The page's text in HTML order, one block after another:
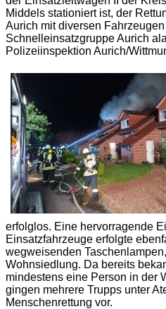
Middels stationiert ist, der
Aurich mit diversen
Schnelleinsatzgruppe Aurich
Polizeiinspektion Aurich/
erfolglos. Eine hervorragende
Einsatzfahrzeuge erfolgte
wegweisenden
Wohnsiedlung. Da bereits
mindestens eine Person in der
gingen mehrere Trupps unter
Menschenrettung vor.